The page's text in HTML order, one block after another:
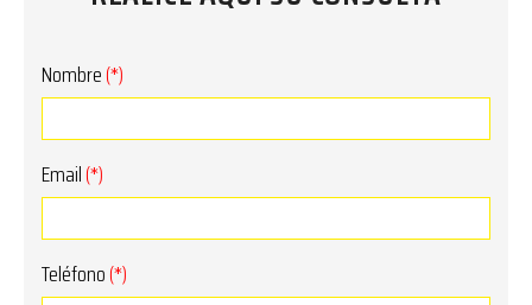
Nombre(*)
Email(*)
Teléfono(*)